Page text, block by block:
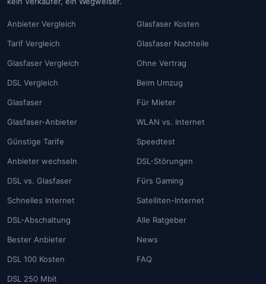
Anbieter Vergleich
Tarif Vergleich
Glasfaser Vergleich
DSL Vergleich
Glasfaser
Glasfaser-Anbieter
Günstige Tarife
Anbieter wechseln
DSL vs. Glasfaser
Schnelles Internet
DSL-Abschaltung
Bester Anbieter
DSL 100 Kosten
DSL 250 Mbit
Glasfaser Kosten
Glasfaser Nachteile
Ohne Vertrag
Beim Umzug
Für Mieter
WLAN vs. Internet
Speedtest
DSL-Störungen
Fürs Gaming
Satelliten-Internet
Alle Ratgeber
News
FAQ